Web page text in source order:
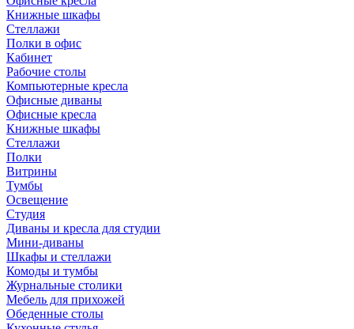
Книжные шкафы
Стеллажи
Полки в офис
Кабинет
Рабочие столы
Компьютерные кресла
Офисные диваны
Офисные кресла
Книжные шкафы
Стеллажи
Полки
Витрины
Тумбы
Освещение
Студия
Диваны и кресла для студии
Мини-диваны
Шкафы и стеллажи
Комоды и тумбы
Журнальные столики
Мебель для прихожей
Обеденные столы